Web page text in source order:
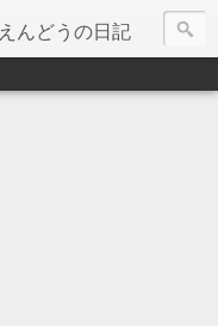
えんどうの日記